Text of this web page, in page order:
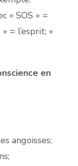
« SOS » =
= l’esprit; «
en
angoisses;